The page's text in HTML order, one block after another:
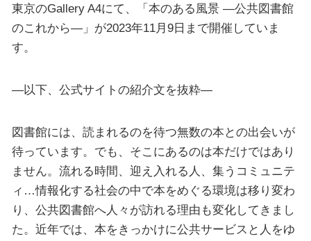
東京のGallery A4にて、「本のある風景 ―公共図書館
のこれから―」が2023年11月9日まで開催していま
す。
—以下、公式サイトの紹介文を抜粋—
図書館には、読まれるのを待つ無数の本との出会いが
待っています。でも、そこにあるのは本だけではあり
ません。流れる時間、迎え入れる人、集うコミュニテ
ィ…情報化する社会の中で本をめぐる環境は移り変わ
り、公共図書館へ人々が訪れる理由も変化してきまし
た。近年では、本をきっかけに公共サービスと人をゆ